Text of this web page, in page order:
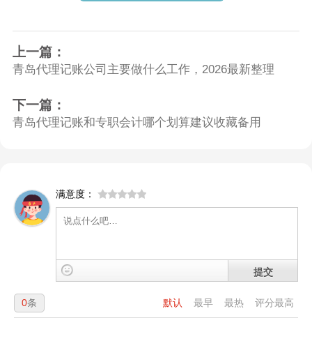
上一篇：
青岛代理记账公司主要做什么工作，2026最新整理
下一篇：
青岛代理记账和专职会计哪个划算建议收藏备用
满意度：
提交
默认 最早 最热 评分最高
0条